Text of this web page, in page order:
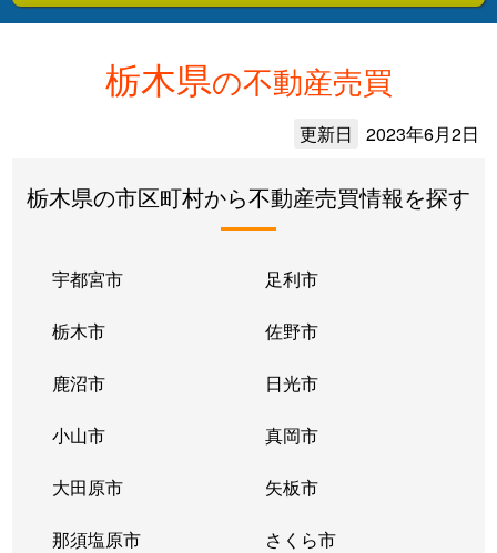
栃木県の不動産売買
更新日 2023年6月2日
栃木県の市区町村から不動産売買情報を探す
宇都宮市 足利市
栃木市 佐野市
鹿沼市 日光市
小山市 真岡市
大田原市 矢板市
那須塩原市 さくら市